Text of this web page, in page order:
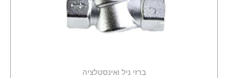
ברזי ניל ואינסטלציה